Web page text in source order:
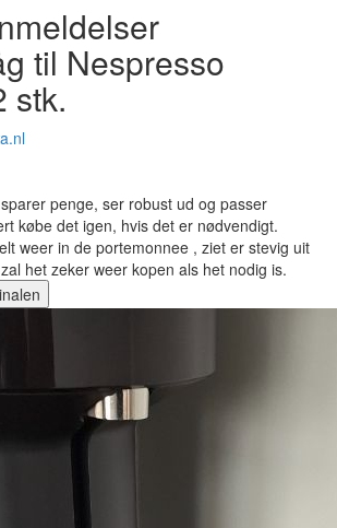
til Nespresso
stk.
penge, ser robust ud og passer
købe det igen, hvis det er nødvendigt.
weer in de portemonnee , ziet er stevig uit
het zeker weer kopen als het nodig is.